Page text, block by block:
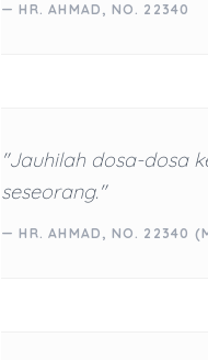
— HR. AHMAD, NO. 22340
"Jauhilah dosa-dosa
seseorang."
— HR. AHMAD, NO. 22340